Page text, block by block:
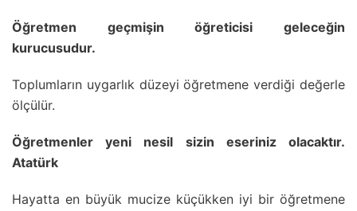
Öğretmen geçmişin öğreticisi geleceğin
kurucusudur.
Toplumların uygarlık düzeyi öğretmene verdiği değerle
ölçülür.
Öğretmenler yeni nesil sizin eseriniz olacaktır.
Atatürk
Hayatta en büyük mucize küçükken iyi bir öğretmene